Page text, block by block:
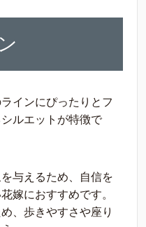
インにぴったりとフ
ルエットが特徴で
与えるため、自信を
嫁におすすめです。
、歩きやすさや座り